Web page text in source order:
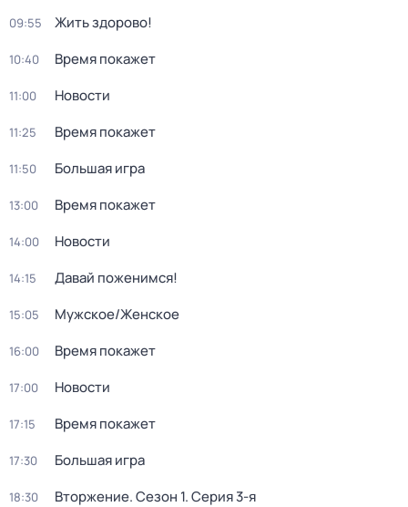
09:55 Жить здорово!
10:40 Время покажет
11:00 Новости
11:25 Время покажет
11:50 Большая игра
13:00 Время покажет
14:00 Новости
14:15 Давай поженимся!
15:05 Мужское/Женское
16:00 Время покажет
17:00 Новости
17:15 Время покажет
17:30 Большая игра
18:30 Вторжение. Сезон 1. Серия 3-я